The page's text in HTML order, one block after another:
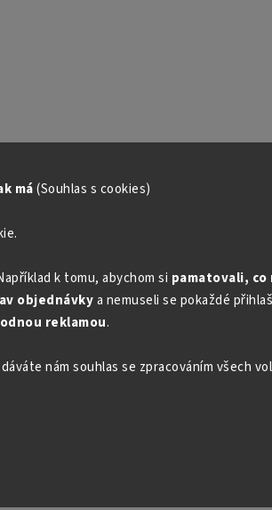
má(Souhlas s cookies)
k tomu, abychom si pamatovali, co
objednávkya nemuseli se pokaždé
reklamou.
dáváte nám souhlas se zpracováním všech